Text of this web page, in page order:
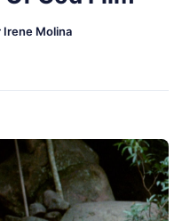
Irene Molina